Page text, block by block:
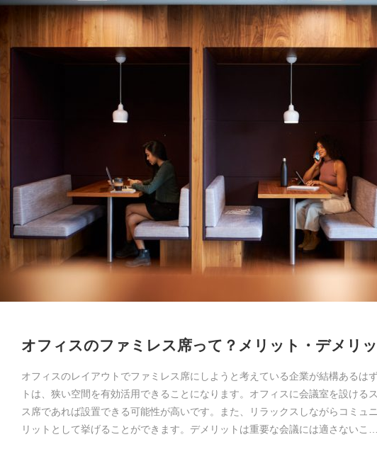
オフィスのファミレス席って？メリット・デメリ
オフィスのレイアウトでファミレス席にしようと考えている企業が結構あるは
トは、狭い空間を有効活用できることになります。オフィスに会議室を設ける
ス席であれば設置できる可能性が高いです。また、リラックスしながらコミュ
リットとして挙げることができます。デメリットは重要な会議には適さないこ…